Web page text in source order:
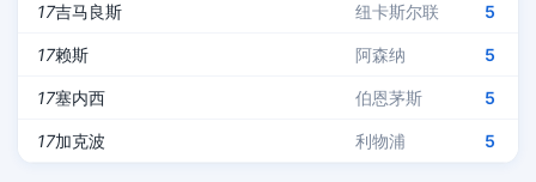
17吉马良斯 纽卡斯尔联 5
17赖斯 阿森纳 5
17塞内西 伯恩茅斯 5
17加克波 利物浦 5